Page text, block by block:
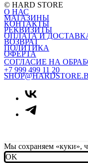
© HARD STORE
О НАС
МАГАЗИНЫ
КОНТАКТЫ
РЕКВИЗИТЫ
ОПЛАТА И
ВОЗВРАТ
ПОЛИТИКА
ОФЕРТА
СОГЛАСИЕ НА
+7 999 499 11 20
Мы сохраняем «куки»,
OK